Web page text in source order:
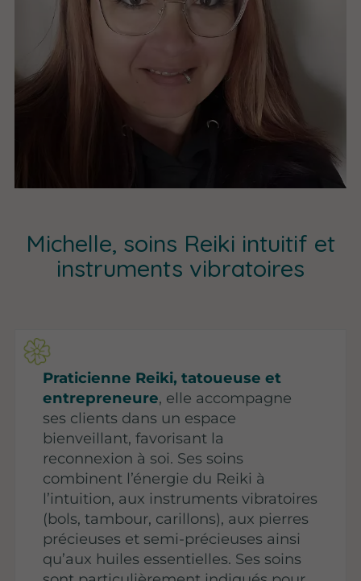
Michelle, soins Reiki intuitif et
instruments vibratoires
Praticienne Reiki, tatoueuse et
entrepreneure, elle accompagne
ses clients dans un espace
bienveillant, favorisant la
reconnexion à soi. Ses soins
combinent l’énergie du Reiki à
l’intuition, aux instruments vibratoires
(bols, tambour, carillons), aux pierres
précieuses et semi-précieuses ainsi
qu’aux huiles essentielles. Ses soins